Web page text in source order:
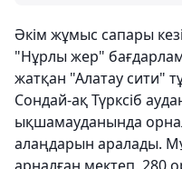
Әкім жұмыс сапары
"Нұрлы жер"
жатқан "Алатау сити"
Сондай-ақ Түрксіб
ықшамауданында
алаңдарын аралады.